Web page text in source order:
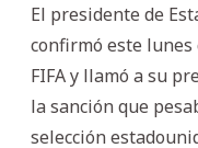
El presidente de
confirmó este
FIFA y llamó a su
la sanción que
selección